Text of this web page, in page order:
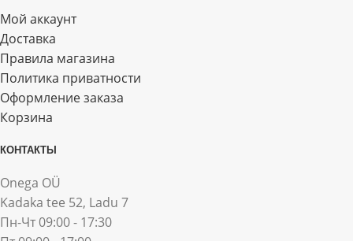
Мой аккаунт
Доставка
Правила магазина
Политика приватности
Оформление заказа
Корзина
КОНТАКТЫ
Onega OÜ
Kadaka tee 52, Ladu 7
Пн-Чт 09:00 - 17:30